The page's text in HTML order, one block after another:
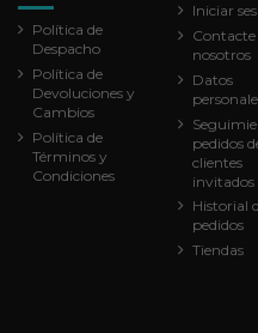
Política de
Despacho
Política de
Devoluciones y
Cambios
Política de
Términos y
Condiciones
Iniciar
Contacte
nosotros
Datos
pedidos
clientes
invitados
Historial
pedidos
Tiendas